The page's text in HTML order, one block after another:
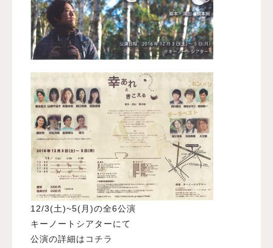
12/3(土)~5(月)の全6公演
キーノートシアターにて
公演の詳細は コチラ